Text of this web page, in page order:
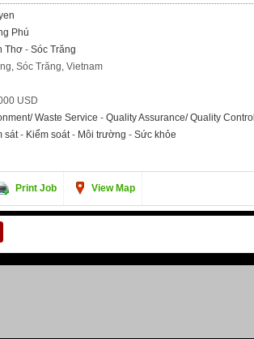
Phú
Thơ - Sóc Trăng
Sóc Trăng, Vietnam
USD
Waste Service - Quality Assurance/ Quality Control
sát- Kiểm soát- Môi trường - Sức khỏe
Print Job View Map